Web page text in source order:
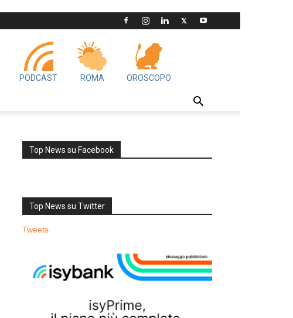
PODCAST ROMA OROSCOPO
Top News su Facebook
Top News su Twitter
Tweets